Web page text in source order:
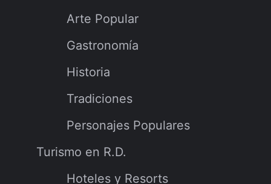
Arte Popular
Gastronomía
Historia
Tradiciones
Personajes Populares
Turismo en R.D.
Hoteles y Resorts